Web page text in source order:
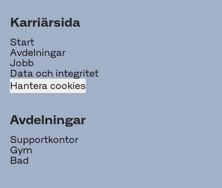
Karriärsida
Start
Avdelningar
Jobb
Data och integritet
Hantera cookies
Avdelningar
Supportkontor
Gym
Bad